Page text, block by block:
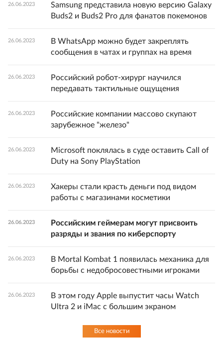
26.06.2023
Samsung представила новую версию Galaxy
Buds2 и Buds2 Pro для фанатов покемонов
26.06.2023
В WhatsApp можно будет закреплять
сообщения в чатах и группах на время
26.06.2023
Российский робот-хирург научился
передавать тактильные ощущения
26.06.2023
Российские компании массово скупают
зарубежное "железо"
26.06.2023
Microsoft поклялась в суде оставить Call of
Duty на Sony PlayStation
26.06.2023
Хакеры стали красть деньги под видом
работы с магазинами косметики
26.06.2023
Российским геймерам могут присвоить
разряды и звания по киберспорту
26.06.2023
В Mortal Kombat 1 появилась механика для
борьбы с недобросовестными игроками
26.06.2023
В этом году Apple выпустит часы Watch
Ultra 2 и iMac с большим экраном
Все новости